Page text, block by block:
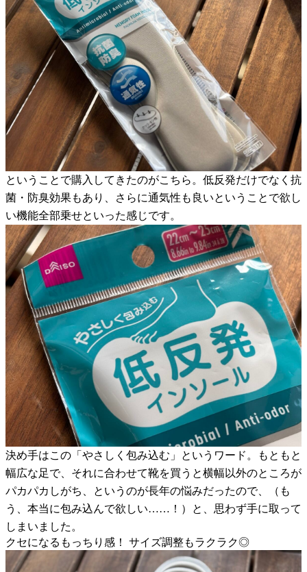
ということで購入してきたのがこちら。低反発だけでなく抗
菌・防臭効果もあり、さらに通気性も良いということで欲し
い機能全部乗せといった感じです。
決め手はこの「やさしく包み込む」というワード。もともと
幅広な足で、それに合わせて靴を買うと横幅以外のところが
パカパカしがち、というのが長年の悩みだったので、（も
う、本当に包み込んで欲しい……！）と、思わず手に取って
しまいました。
クセになるもっちり感！ サイズ調整もラクラク◎